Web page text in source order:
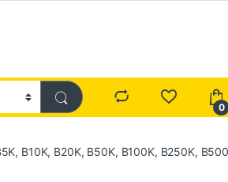
0
B10K, B20K, B50K, B100K, B250K,